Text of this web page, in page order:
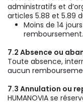
administratifs et
articles 5.88 et 5.89
Moins de 14
remboursement.
7.2 Absence ou
Toute absence,
aucun
7.3 Annulation ou
HUMANOVIA se